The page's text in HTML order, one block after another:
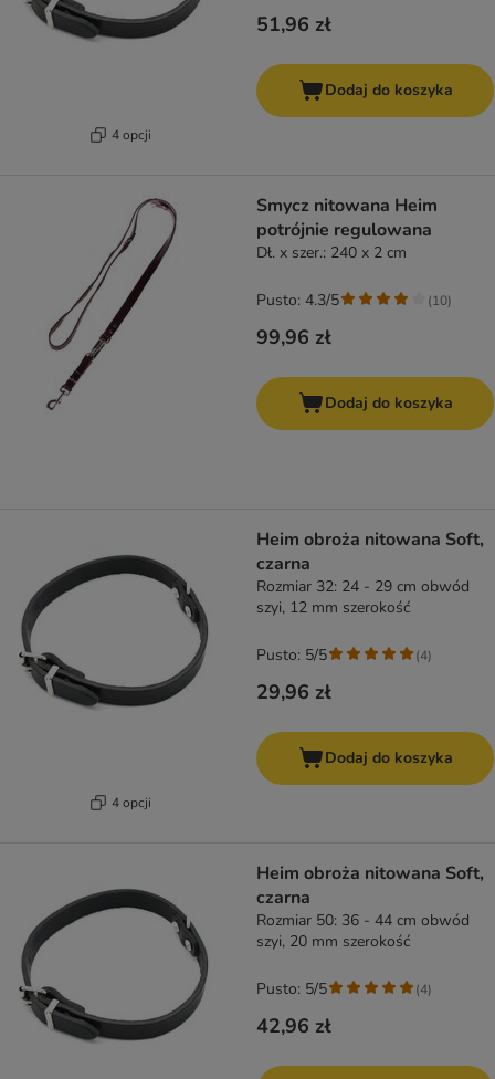
4 opcji
51,96 zł
Dodaj do koszyka
Smycz nitowana Heim
potrójnie regulowana
Dł. x szer.: 240 x 2 cm
99,96 zł
Pusto: 4.3/5 (10)
Dodaj do koszyka
4 opcji
Heim obroża nitowana Soft,
czarna
Rozmiar 32: 24 - 29 cm obwód
szyi, 12 mm szerokość
29,96 zł
Pusto: 5/5 (4)
Dodaj do koszyka
Heim obroża nitowana Soft,
czarna
Rozmiar 50: 36 - 44 cm obwód
szyi, 20 mm szerokość
42,96 zł
Pusto: 5/5 (4)